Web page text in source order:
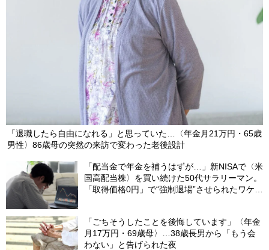
「退職したら自由になれる」と思っていた…〈年金月21万円・65歳
男性〉86歳母の突然の来訪で変わった老後設計
「配当金で年金を補うはずが…」新NISAで〈米
国高配当株〉を買い続けた50代サラリーマン。
「取得価格0円」で“強制退場”させられたワケ
「ごちそうしたことを後悔しています」〈年金
月17万円・69歳母〉…38歳長男から「もう会
わない」と告げられた夜